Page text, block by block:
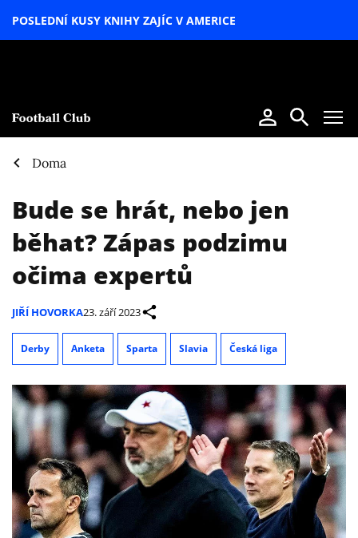
POSLEDNÍ KUSY KNIHY ZAJÍC V AMERICE
Doma
Bude se hrát, nebo jen
běhat? Zápas podzimu
očima expertů
JIŘÍ HOVORKA23. září 2023
Derby Anketa Sparta Slavia Česká liga